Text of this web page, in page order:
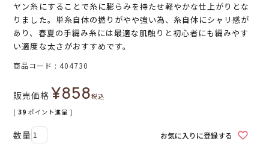
ヤン糸にすることで糸に膨らみを持たせ軽やかな仕上がりとな
りました。単糸自体の撚りがやや強い為、糸自体にシャリ感が
あり、春夏の手編み糸には最適な肌触りと初心者にも編みやす
い適度な太さがおすすめです。
商品コード 404730
販売価格 ¥858税込
[ 39 ポイント進呈 ]
お気に入りに登録する